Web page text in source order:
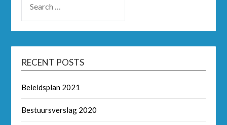
RECENT POSTS
Beleidsplan 2021
Bestuursverslag 2020